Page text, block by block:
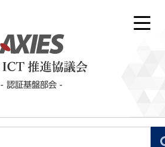
- 認証基盤部会 -